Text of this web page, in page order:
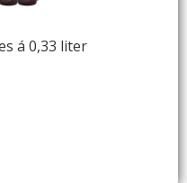
á 0,33 liter